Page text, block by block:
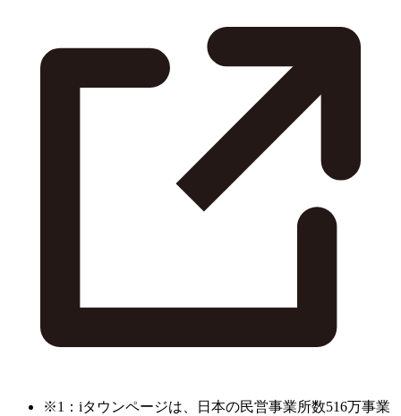
※1：iタウンページは、日本の民営事業所数516万事業